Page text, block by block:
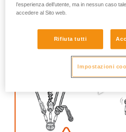
l’esperienza dell’utente, ma in nessun caso
accedere al Sito web.
Rifiuta tutti
Impostazioni